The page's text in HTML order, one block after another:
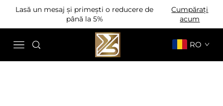
Lasă un mesaj și primești o reducere de
până la 5%
Cumpărați
acum
RO